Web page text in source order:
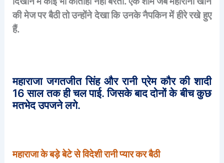
कीमेजपरबैठीतोउन्होंनेदेखाकिउनकेनैपकिनमेंहीरेरखेहुए
हैं.
महाराजा जगतजीत सिंह और रानी प्रेम कौर की शादी
16सालतकहीचलपाई.जिसकेबाददोनोंकेबीचकुछ
मतभेदउपजनेलगे.
महाराजाकेबड़ेबेटेसेविदेशीरानीप्यारकरबैठी